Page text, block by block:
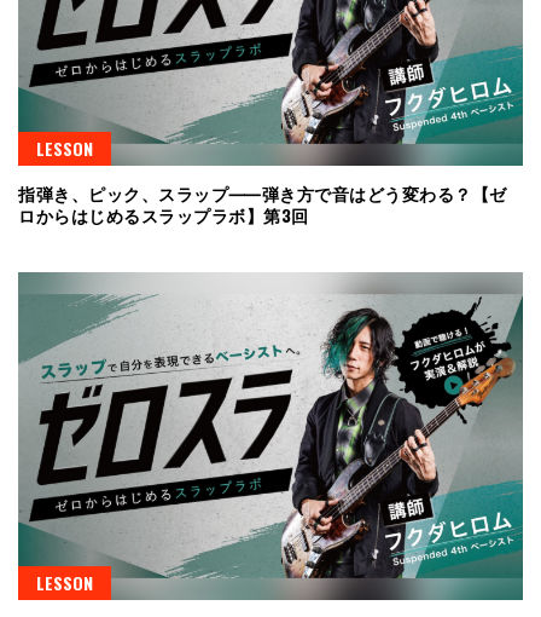
LESSON
指弾き、ピック、スラップ⸺弾き方で音はどう変わる？【ゼ
ロからはじめるスラップラボ】第3回
LESSON